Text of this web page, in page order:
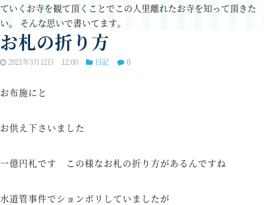
ていくお寺を観て頂くことでこの人里離れたお寺を知って頂きた
い。 そんな思いで書いてます。
お札の折り方
2021年3月12日 12:00 日記 0
お布施にと
お供え下さいました
一億円札です この様なお札の折り方があるんですね
水道管事件でションボリしていましたが